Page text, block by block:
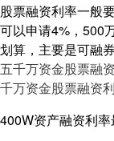
股票融资利率一般
可以申请4%，500
划算，主要是可融
五千万资金股票融
千万资金股票融资
400W资产融资利